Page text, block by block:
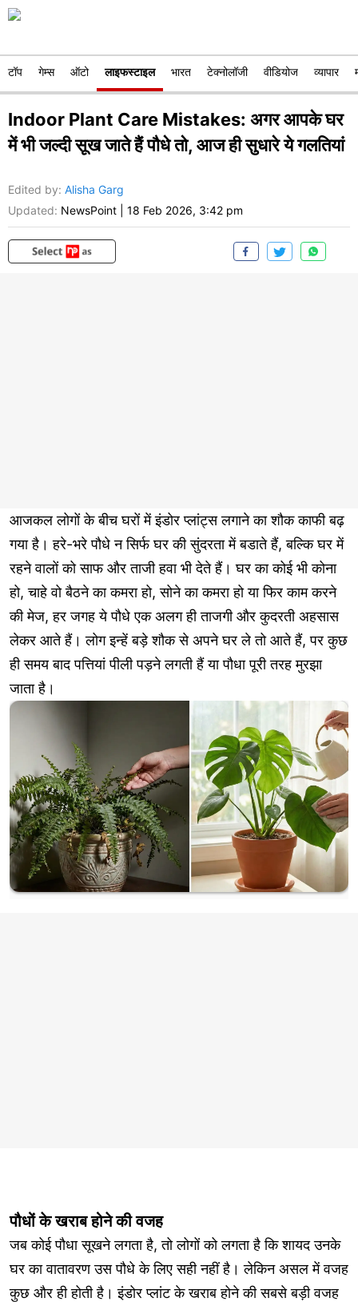
टॉप गेम्स ऑटो लाइफस्टाइल भारत टेक्नोलॉजी वीडियोज व्यापार
Indoor Plant Care Mistakes: अगर आपके घर
में भी जल्दी सूख जाते हैं पौधे तो, आज ही सुधारे ये गलतियां
Edited by: Alisha Garg
Updated: NewsPoint 18 Feb 2026, 3:42 pm
आजकल लोगों के बीच घरों में इंडोर प्लांट्स लगाने का शौक काफी बढ़
गया है। हरे-भरे पौधे न सिर्फ घर की सुंदरता में बडाते हैं, बल्कि घर में
रहने वालों को साफ और ताजी हवा भी देते हैं। घर का कोई भी कोना
हो, चाहे वो बैठने का कमरा हो, सोने का कमरा हो या फिर काम करने
की मेज, हर जगह ये पौधे एक अलग ही ताजगी और कुदरती अहसास
लेकर आते हैं। लोग इन्हें बड़े शौक से अपने घर ले तो आते हैं, पर कुछ
ही समय बाद पत्तियां पीली पड़ने लगती हैं या पौधा पूरी तरह मुरझा
जाता है।
पौधों के खराब होने की वजह
जब कोई पौधा सूखने लगता है, तो लोगों को लगता है कि शायद उनके
घर का वातावरण उस पौधे के लिए सही नहीं है। लेकिन असल में वजह
कुछ और ही होती है। इंडोर प्लांट के खराब होने की सबसे बड़ी वजह